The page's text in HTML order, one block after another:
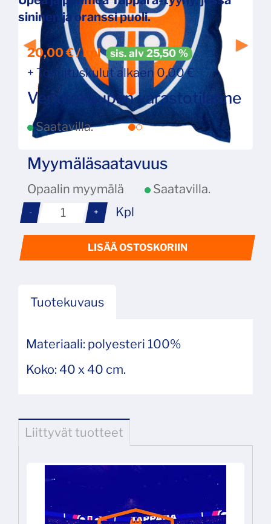
sininen ja oranssi puoli.
20,00 € / kpl sis. alv 25,50 %
+ Toimituskulut alkaen 0,00 €
Verkkokaupan varastotilanne
Saatavilla.
Myymäläsaatavuus
Opaalin myymälä Saatavilla.
- + Kpl
LISÄÄ OSTOSKORIIN
Tuotekuvaus
Materiaali: polyesteri 100%
Koko: 40 x 40 cm.
Liittyvät tuotteet